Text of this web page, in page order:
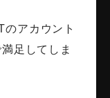
のアカウント
足してしま